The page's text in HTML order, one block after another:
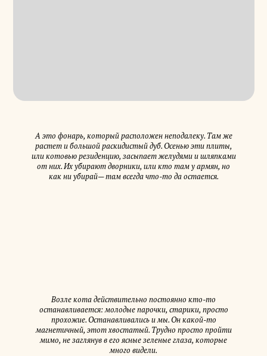
А это фонарь, который расположен неподалеку. Там же
растет и большой раскидистый дуб. Осенью эти плиты,
или котовью резиденцию, засыпает желудями и шляпками
от них. Их убирают дворники, или кто там у армян, но
как ни убирай— там всегда что-то да остается.
Возле кота действительно постоянно кто-то
останавливается: молодые парочки, старики, просто
прохожие. Останавливались и мы. Он какой-то
магнетичный, этот хвостатый. Трудно просто пройти
мимо, не заглянув в его ясные зеленые глаза, которые
много видели.